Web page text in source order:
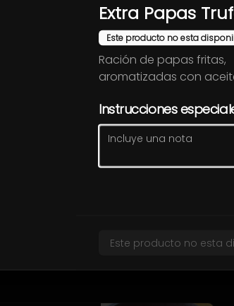
Extra Papas
Este producto no esta
Ración de papas fritas,
aromatizadas con
Instrucciones
Este producto no esta